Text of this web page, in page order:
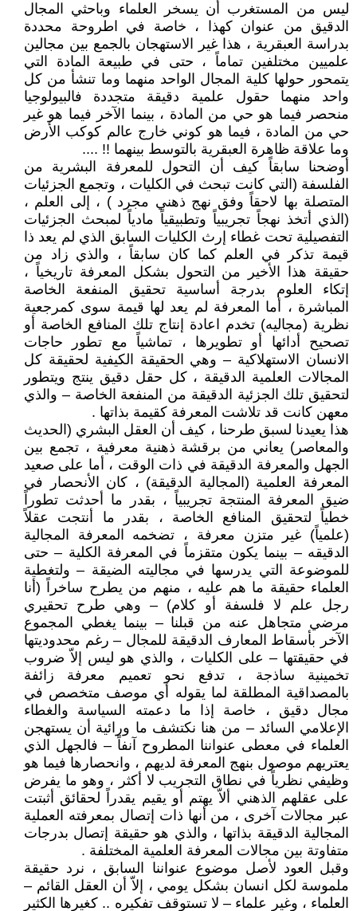
ليس من المستغرب أن يسخر العلماء وباحثي المجال
الدقيق من عنوان كهذا ، خاصة في اطروحة محددة
بدراسة العبقرية ، هذا غير الاستهجان بالجمع بين مجالين
علميين مختلفين تماماً ، حتى في طبيعة المادة التي
يتمحور حولها كلية المجال الواحد منهما وما تنشأ من كل
واحد منهما حقول علمية دقيقة متجددة فالبيولوجيا
منحصر فيما هو حي من المادة ، بينما الآخر فيما هو غير
حي من المادة ، فيما هو كوني خارج عالم كوكب الأرض
وما علاقة ظاهرة العبقرية بالتوسط بينهما !! ....
أوضحنا سابقاً كيف أن التحول للمعرفة البشرية من
الفلسفة (التي كانت تبحث في الكليات ، وتجمع الجزئيات
المتصلة بها لاحقاً وفق نهج ذهني مجرد ) ، إلى العلم ،
(الذي أتخذ نهجاً تجريبياً وتطبيقياً مادياً لمبحث الجزئيات
التفصيلية تحت غطاء إرث الكليات السابق الذي لم يعد ذا
قيمة تذكر في العلم كما كان سابقاً ، والذي زاد من
حقيقة هذا الأخير من التحول بشكل المعرفة تاريخياً ،
إتكاء العلوم بدرجة أساسية تحقيق المنفعة الخاصة
المباشرة ، أما المعرفة لم يعد لها قيمة سوى كمرجعية
نظرية (مجاليه) تخدم اعادة إنتاج تلك المنافع الخاصة أو
تصحيح أدائها أو تطويرها ، تماشياً مع تطور حاجات
الانسان الاستهلاكية – وهي الحقيقة الكيفية لحقيقة كل
المجالات العلمية الدقيقة ، كل حقل دقيق ينتج ويتطور
لتحقيق تلك الجزئية الدقيقة من المنفعة الخاصة – والذي
معهن كانت قد تلاشت المعرفة كقيمة بذاتها .
هذا يعيدنا لسبق طرحنا ، كيف أن العقل البشري (الحديث
والمعاصر) يعاني من برقشة ذهنية معرفية ، تجمع بين
الجهل والمعرفة الدقيقة في ذات الوقت ، أما على صعيد
المعرفة العلمية (المجالية الدقيقة) ، كان الأنحصار في
ضيق المعرفة المنتجة تجريبياً ، بقدر ما أحدثت تطوراً
خطياً لتحقيق المنافع الخاصة ، بقدر ما أنتجت عقلاً
(علمياً) غير متزن معرفة ، تضخمه المعرفة المجالية
الدقيقه – بينما يكون متقزماً في المعرفة الكلية – حتى
للموضوعة التي يدرسها في مجاليته الضيقة – ولتغطية
العلماء حقيقة ما هم عليه ، منهم من يطرح ساخراً (أنا
رجل علم لا فلسفة أو كلام) – وهي طرح تحقيري
مرضي متجاهل عنه من قبلنا – بينما يغطي المجموع
الآخر بأسقاط المعارف الدقيقة للمجال – رغم محدوديتها
في حقيقتها – على الكليات ، والذي هو ليس إلاّ ضروب
تخمينية ساذجة ، تدفع نحو تعميم معرفة زائفة
بالمصداقية المطلقة لما يقوله أي موصف متخصص في
مجال دقيق ، خاصة إذا ما دعمته السياسة والغطاء
الإعلامي السائد – من هنا نكتشف ما ورائية أن يستهجن
العلماء في معطى عنواننا المطروح آنفاً – فالجهل الذي
يعتريهم موصول بنهج المعرفة لديهم ، وانحصارها فيما هو
وظيفي نظرياً في نطاق التجريب لا أكثر ، وهو ما يفرض
على عقلهم الذهني ألاّ يهتم أو يقيم يقدراً لحقائق أثبتت
عبر مجالات آخرى ، من أنها ذات إتصال بمعرفته العملية
المجالية الدقيقة بذاتها ، والذي هو حقيقة إتصال بدرجات
متفاوتة بين مجالات المعرفة العلمية المختلفة .
وقبل العود لأصل موضوع عنواننا السابق ، نرد حقيقة
ملموسة لكل انسان بشكل يومي ، إلاّ أن العقل القائم –
العلماء ، وغير علماء – لا تستوقف تفكيره .. كغيرها الكثير